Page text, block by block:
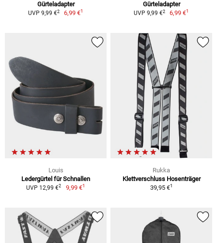
Gürteladapter
UVP 9,99 €2 6,99 €1
Gürteladapter
UVP 9,99 €2 6,99 €1
Louis
Ledergürtel für Schnallen
UVP 12,99 €2 9,99 €1
Rukka
Klettverschluss Hosenträger
39,95 €1